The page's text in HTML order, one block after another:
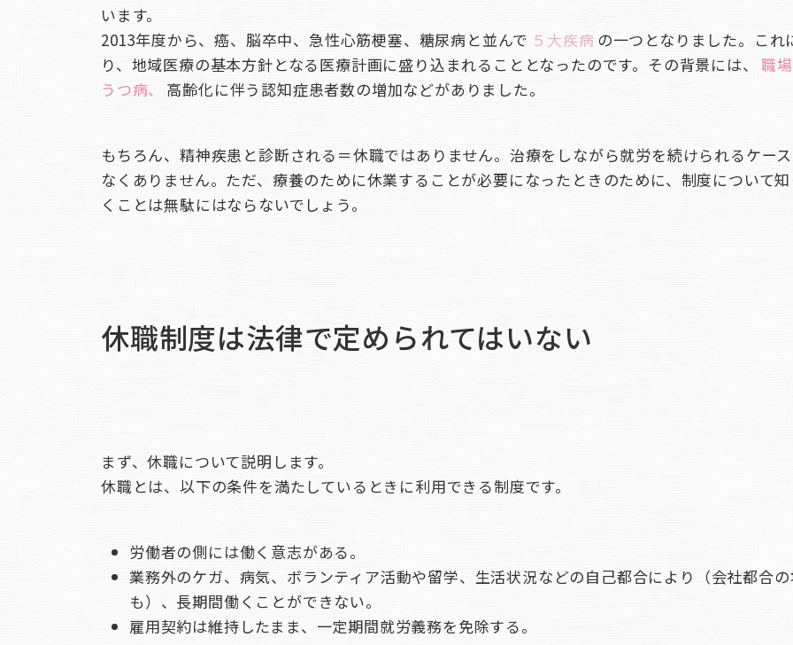
います。
2013年度から、癌、脳卒中、急性心筋梗塞、糖尿病と並んで ５大疾病 の一つとなりました。これ
り、地域医療の基本方針となる医療計画に盛り込まれることとなったのです。その背景には、 職
うつ病、
高齢化に伴う認知症患者数の増加などがありました。
もちろん、精神疾患と診断される＝休職ではありません。治療をしながら就労を続けられるケー
なくありません。ただ、療養のために休業することが必要になったときのために、制度について
くことは無駄にはならないでしょう。
休職制度は法律で定められてはいない
まず、休職について説明します。
休職とは、以下の条件を満たしているときに利用できる制度です。
労働者の側には働く意志がある。
業務外のケガ、病気、ボランティア活動や留学、生活状況などの自己都合により（会社都合
も）、長期間働くことができない。
雇用契約は維持したまま、一定期間就労義務を免除する。